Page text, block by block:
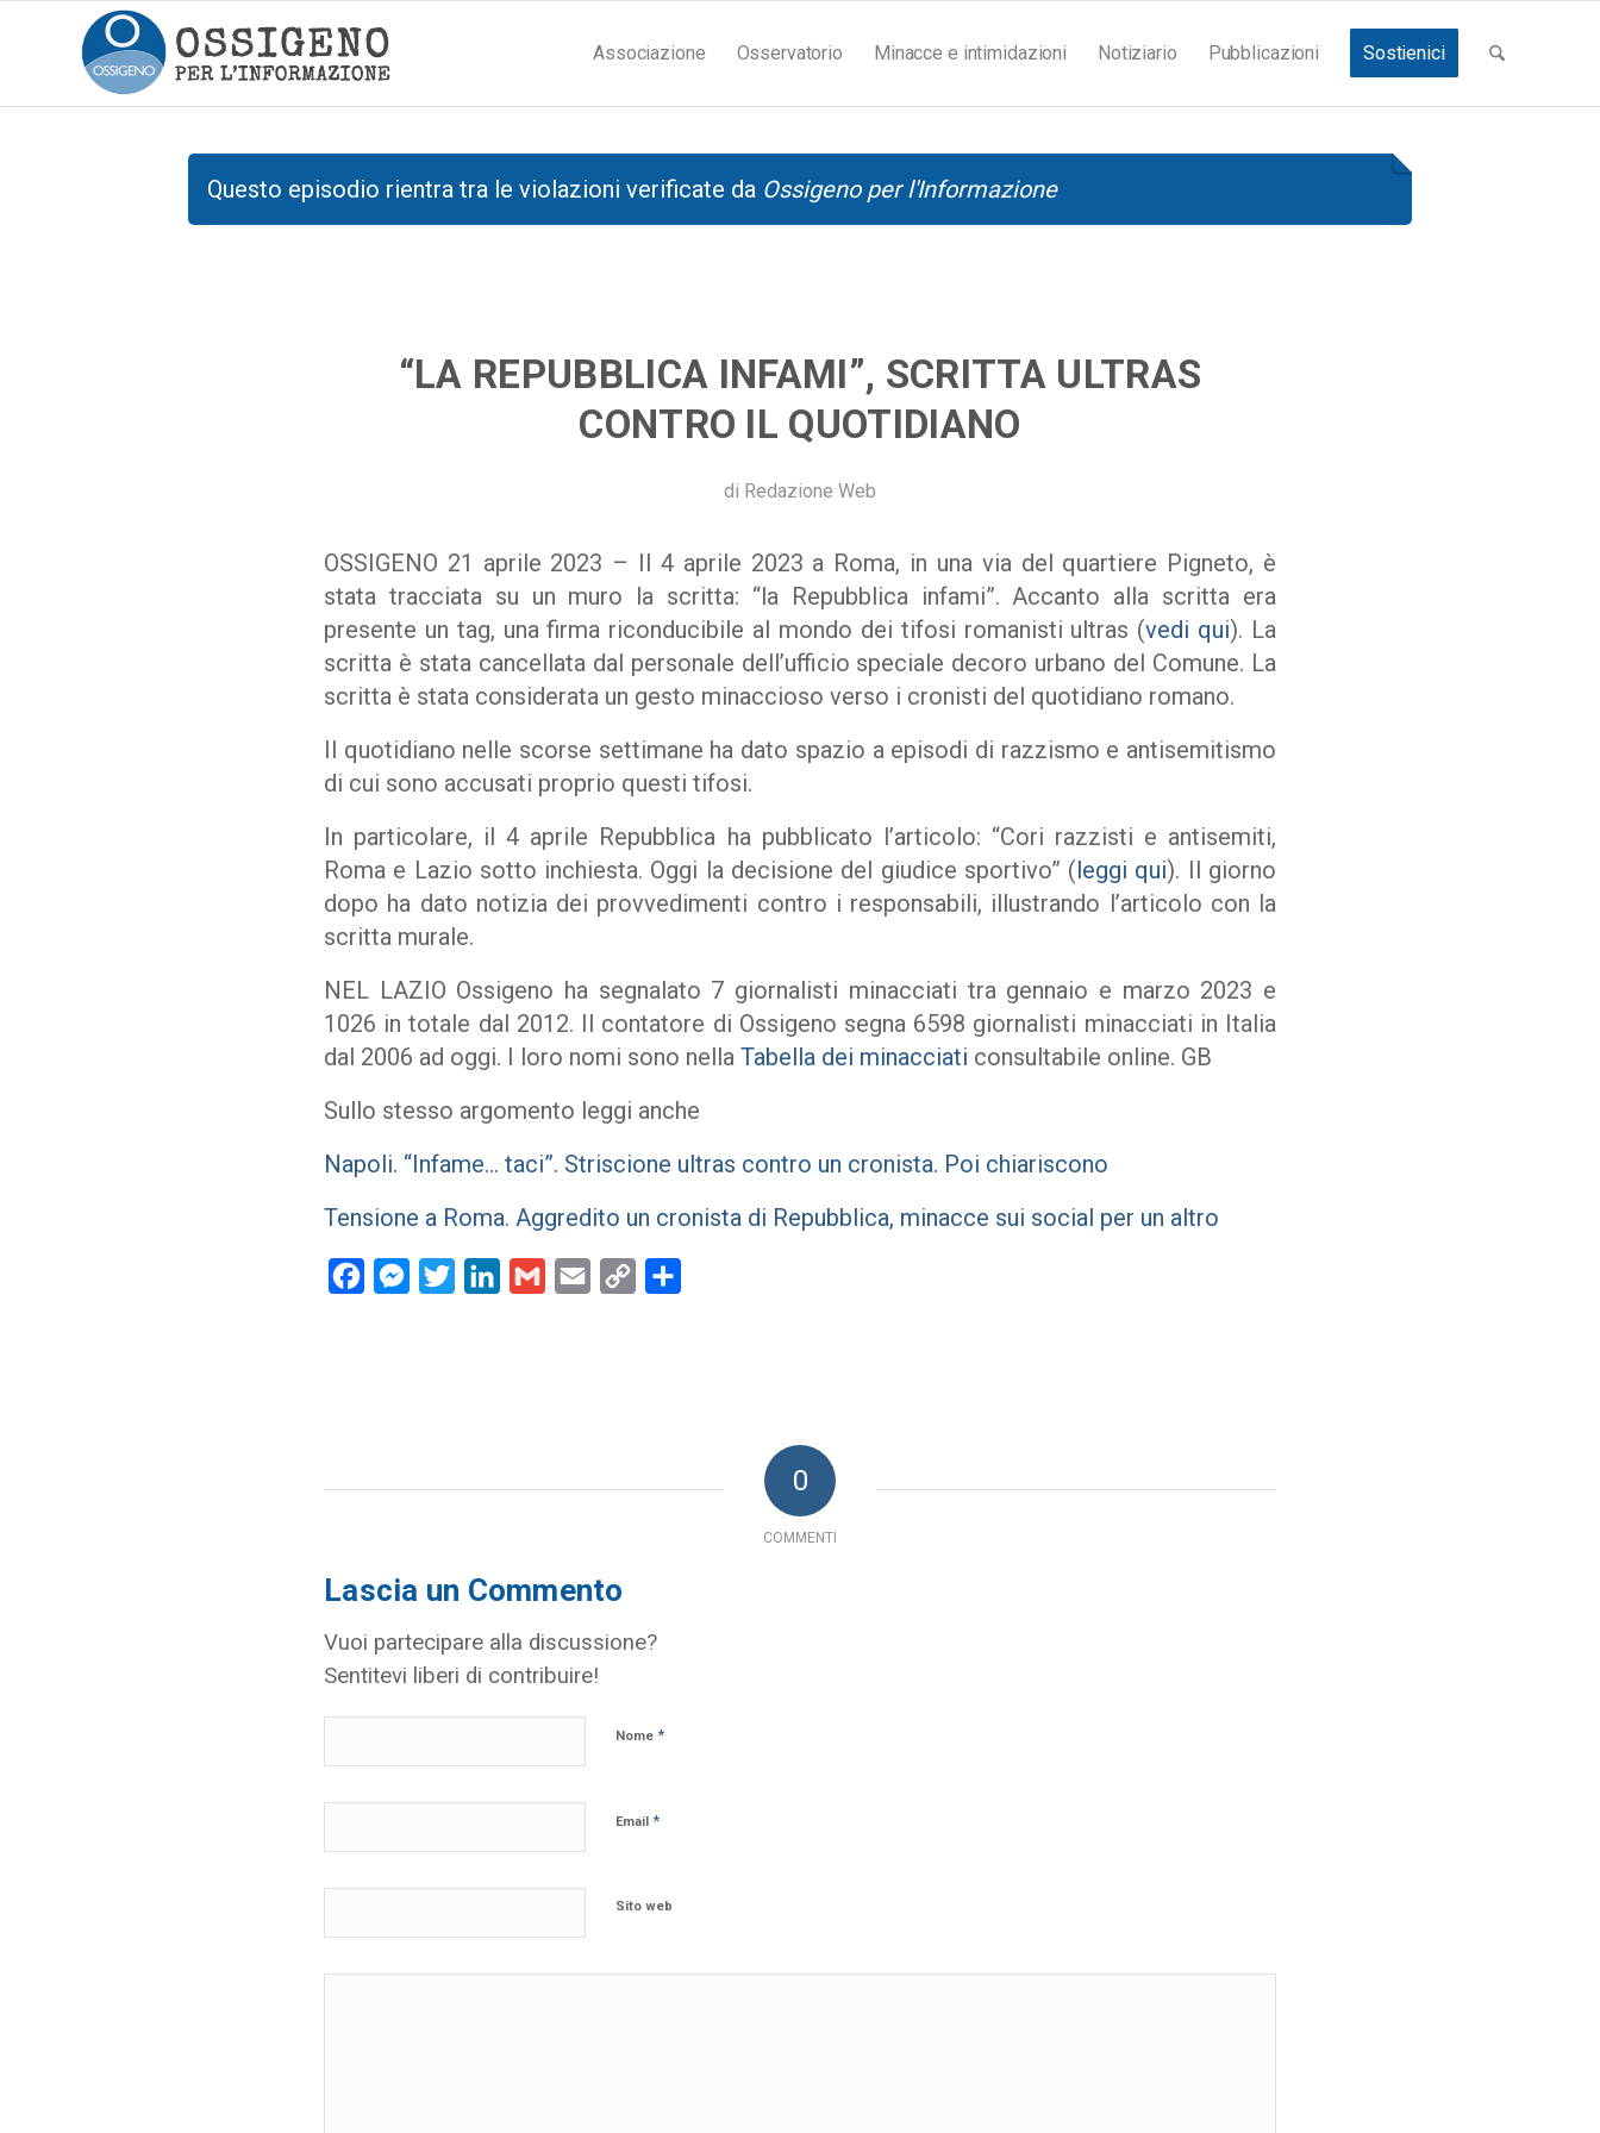
Associazione Osservatorio Minacce e intimidazioni Notiziario Pubblicazioni Sostienici
Questo episodio rientra tra le violazioni verificate da Ossigeno per l'Informazione
“LA REPUBBLICA INFAMI”, SCRITTA ULTRAS
CONTRO IL QUOTIDIANO
di Redazione Web
OSSIGENO 21 aprile 2023 – Il 4 aprile 2023 a Roma, in una via del quartiere Pigneto, è
stata tracciata su un muro la scritta: “la Repubblica infami”. Accanto alla scritta era
presente un tag, una firma riconducibile al mondo dei tifosi romanisti ultras (vedi qui). La
scritta è stata cancellata dal personale dell’ufficio speciale decoro urbano del Comune. La
scritta è stata considerata un gesto minaccioso verso i cronisti del quotidiano romano.
Il quotidiano nelle scorse settimane ha dato spazio a episodi di razzismo e antisemitismo
di cui sono accusati proprio questi tifosi.
In particolare, il 4 aprile Repubblica ha pubblicato l’articolo: “Cori razzisti e antisemiti,
Roma e Lazio sotto inchiesta. Oggi la decisione del giudice sportivo” (leggi qui). Il giorno
dopo ha dato notizia dei provvedimenti contro i responsabili, illustrando l’articolo con la
scritta murale.
NEL LAZIO Ossigeno ha segnalato 7 giornalisti minacciati tra gennaio e marzo 2023 e
1026 in totale dal 2012. Il contatore di Ossigeno segna 6598 giornalisti minacciati in Italia
dal 2006 ad oggi. I loro nomi sono nella Tabella dei minacciati consultabile online. GB
Sullo stesso argomento leggi anche
Napoli. “Infame… taci”. Striscione ultras contro un cronista. Poi chiariscono
Tensione a Roma. Aggredito un cronista di Repubblica, minacce sui social per un altro
FacebookMessenger
Twitter LinkedInGmail Email
Copy
0
COMMENTI
Lascia un Commento
Vuoi partecipare alla discussione?
Sentitevi liberi di contribuire!
Nome *
Email *
Sito web